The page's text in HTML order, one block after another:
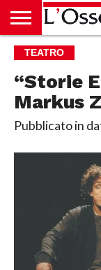
HOME
CULTURA
ECONOMIA
RUBRICHE
ARCHIVIO
PODCAST
ABBONAMENTO
CHI
ACCEDI
TEATRO
“Storie
Markus
Pubblicato in